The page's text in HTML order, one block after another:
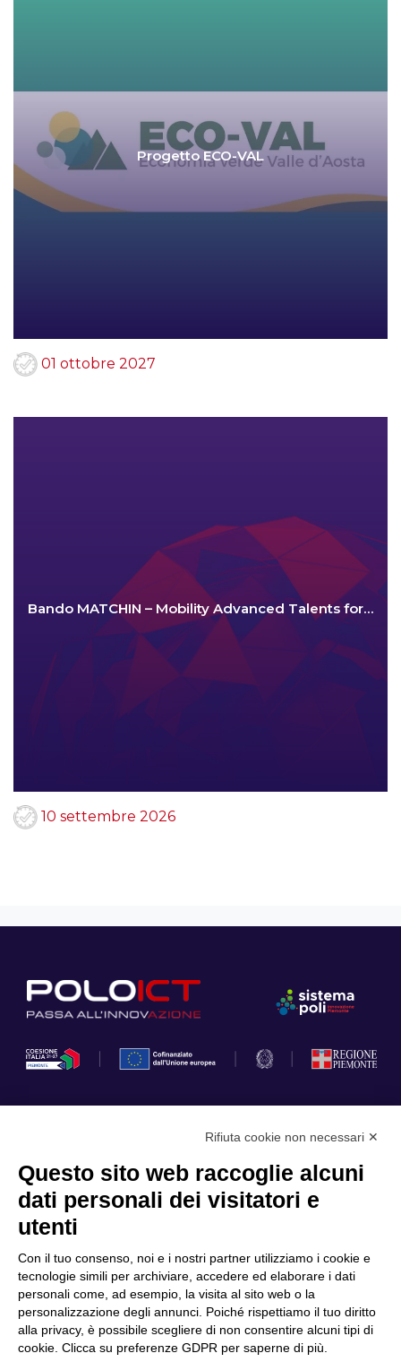
Progetto ECO-VAL
01 ottobre 2027
Bando MATCHIN – Mobility Advanced Talents for…
10 settembre 2026
Cookie Policy
Scopri il Polo
Partner
Finanziamenti e bandi
Internazionalizzazione
News & Eventi
Privacy
Rifiuta cookie non necessari ✕
Questo sito web raccoglie alcuni
dati personali dei visitatori e
utenti
Con il tuo consenso, noi e i nostri partner utilizziamo i cookie e
tecnologie simili per archiviare, accedere ed elaborare i dati
personali come, ad esempio, la visita al sito web o la
personalizzazione degli annunci. Poiché rispettiamo il tuo diritto
alla privacy, è possibile scegliere di non consentire alcuni tipi di
cookie. Clicca su preferenze GDPR per saperne di più.